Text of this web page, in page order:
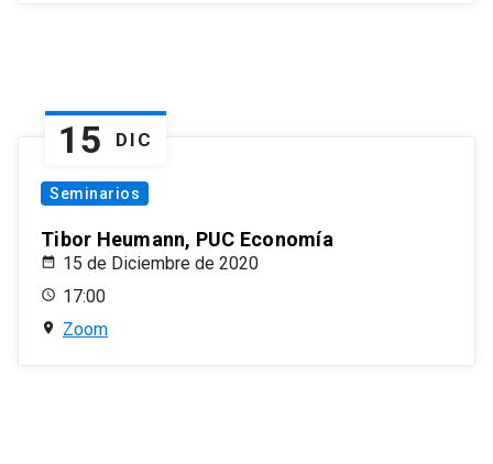
15 DIC
Seminarios
Tibor Heumann, PUC Economía
15 de Diciembre de 2020
17:00
Zoom